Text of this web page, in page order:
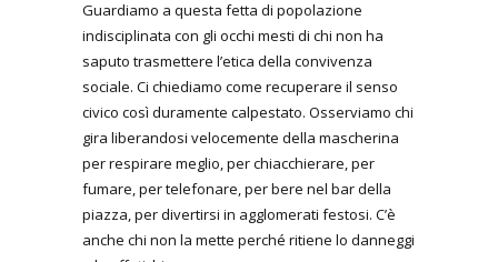
Guardiamo a questa fetta di popolazione
indisciplinata con gli occhi mesti di chi non ha
saputo trasmettere l’etica della convivenza
sociale. Ci chiediamo come recuperare il senso
civico così duramente calpestato. Osserviamo chi
gira liberandosi velocemente della mascherina
per respirare meglio, per chiacchierare, per
fumare, per telefonare, per bere nel bar della
piazza, per divertirsi in agglomerati festosi. C’è
anche chi non la mette perché ritiene lo danneggi